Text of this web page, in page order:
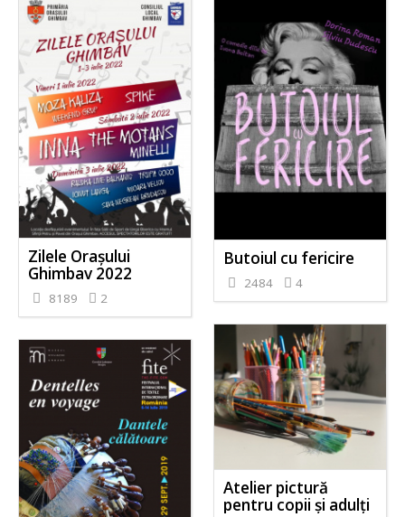
Zilele Orașului
Ghimbav 2022
8189 2
Butoiul cu fericire
2484 4
Atelier pictură
pentru copii și adulți